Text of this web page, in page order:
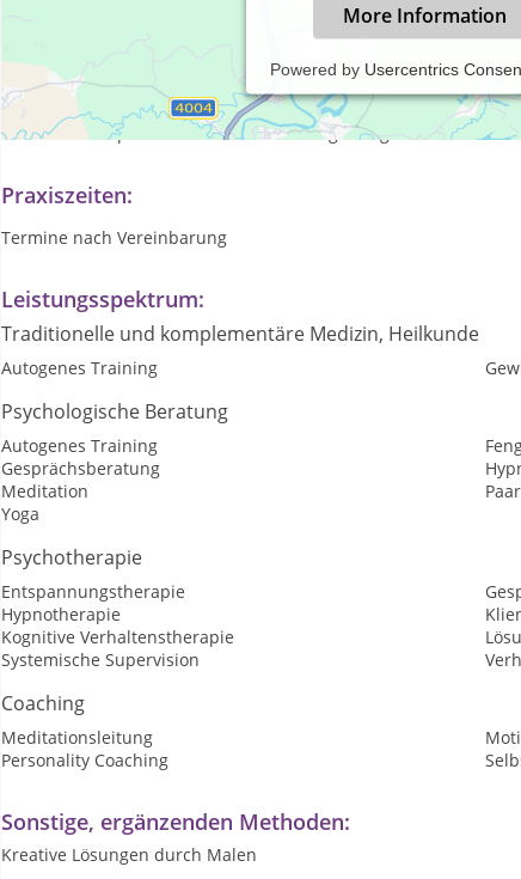
More Information
Powered by Usercentrics
Für Heilung ist die ganzheitliche Betrachtung des Menschen
"Es ist nie zu spät so zu sein wie man es gerne gewesen
Praxiszeiten:
Termine nach Vereinbarung
Leistungsspektrum:
Traditionelle und komplementäre Medizin, Heilkunde
Autogenes Training
Psychologische Beratung
Autogenes Training
Gesprächsberatung
Meditation
Yoga
Psychotherapie
Entspannungstherapie
Hypnotherapie
Kognitive Verhaltenstherapie
Systemische Supervision
Coaching
Meditationsleitung
Personality Coaching
Sonstige, ergänzenden Methoden:
Kreative Lösungen durch Malen